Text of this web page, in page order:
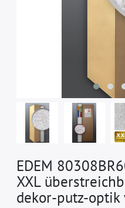
EDEM
XXL
dekor-putz-